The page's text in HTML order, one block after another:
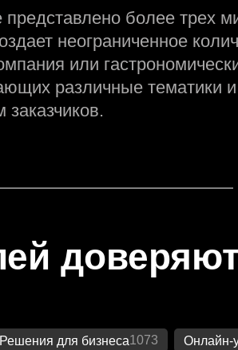
более трех
неограниченное
или
различные тематики
заказчиков.
Решения для бизнеса1073 Онлайн-